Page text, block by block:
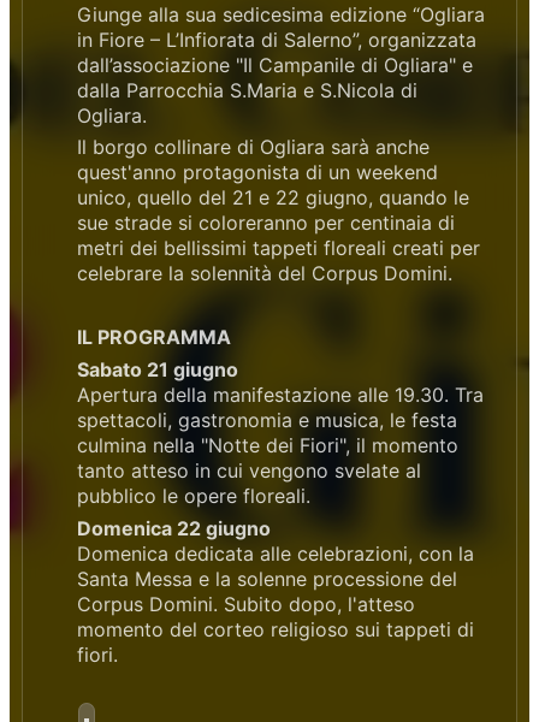
Giunge alla sua sedicesima edizione “Ogliara
in Fiore – L’Infiorata di Salerno”, organizzata
dall’associazione "Il Campanile di Ogliara" e
dalla Parrocchia S.Maria e S.Nicola di
Ogliara.
Il borgo collinare di Ogliara sarà anche
quest'anno protagonista di un weekend
unico, quello del 21 e 22 giugno, quando le
sue strade si coloreranno per centinaia di
metri dei bellissimi tappeti floreali creati per
celebrare la solennità del Corpus Domini.
IL PROGRAMMA
Sabato 21 giugno
Apertura della manifestazione alle 19.30. Tra
spettacoli, gastronomia e musica, le festa
culmina nella "Notte dei Fiori", il momento
tanto atteso in cui vengono svelate al
pubblico le opere floreali.
Domenica 22 giugno
Domenica dedicata alle celebrazioni, con la
Santa Messa e la solenne processione del
Corpus Domini. Subito dopo, l'atteso
momento del corteo religioso sui tappeti di
fiori.